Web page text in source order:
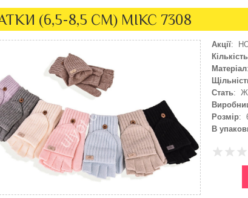
(6,5-8,5 СМ) МІКС 7308
Акції:
Матеріал
Стать:
Розмір:
В